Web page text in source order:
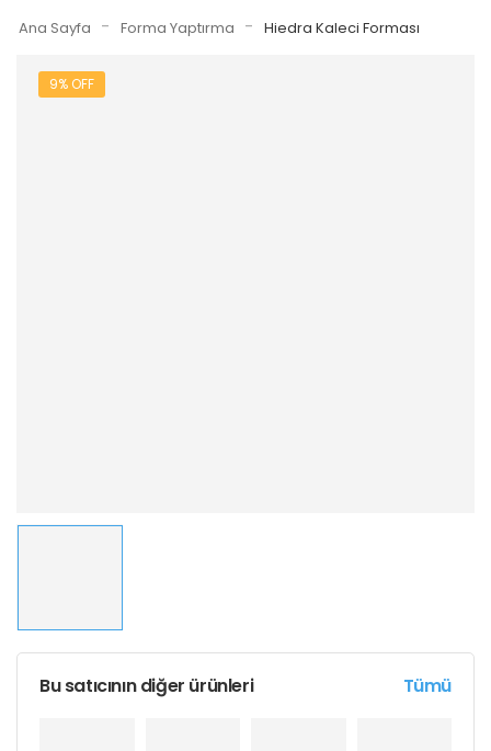
Ana Sayfa - Forma Yaptırma - Hiedra Kaleci Forması
9% OFF
Bu satıcının diğer ürünleri Tümü